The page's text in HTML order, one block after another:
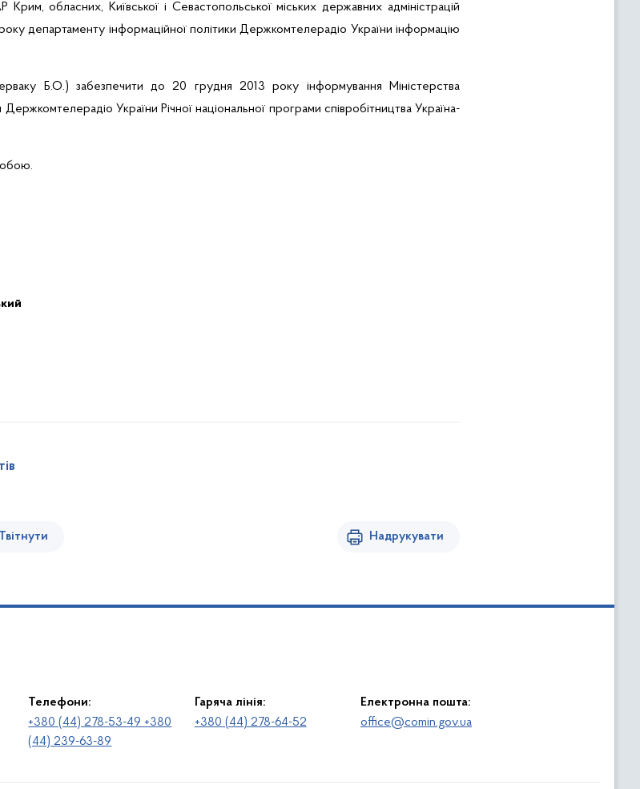
Крим, обласних, Київської і Севастопольської міських державних адміністрацій
департаменту інформаційної політики Держкомтелерадіо України інформацію
Б.О.) забезпечити до 20 грудня 2013 року інформування
Міністерства
України Річної національної програми співробітництва Україна-
Твітнути Надрукувати
Телефони:
+380 (44) 278-53-49 +380
(44) 239-63-89
Гаряча лінія:
+380 (44) 278-64-52
Електронна пошта:
office@comin.gov.ua